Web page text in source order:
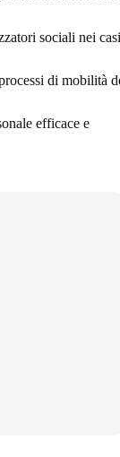
sociali nei casi
di mobilità
efficace e